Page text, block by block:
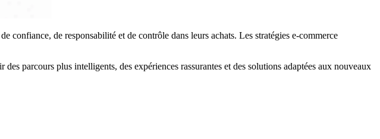
confiance, de responsabilité et de contrôle dans leurs achats. Les stratégies e-commerce
parcours plus intelligents, des expériences rassurantes et des solutions adaptées aux nouveaux